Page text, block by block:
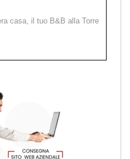
casa, il tuo B&B alla Torre